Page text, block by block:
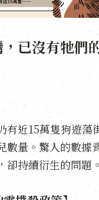
已沒有牠們
有近15萬隻狗遊蕩
數量。驚人的數據
卻持續衍生的問題。